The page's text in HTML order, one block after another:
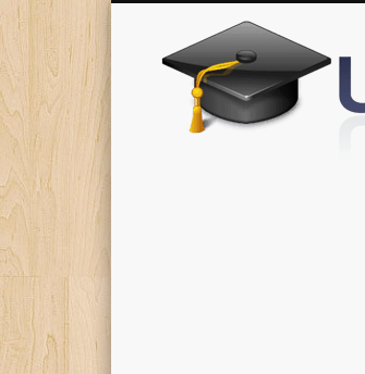
Donde encontrarás todas los